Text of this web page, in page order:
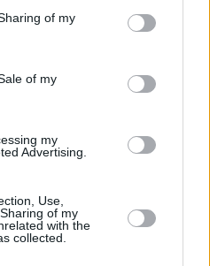
of my
of my
my
Advertising.
Use,
of my
with the
collected.
Newsletter μας
της ημέρας στο email